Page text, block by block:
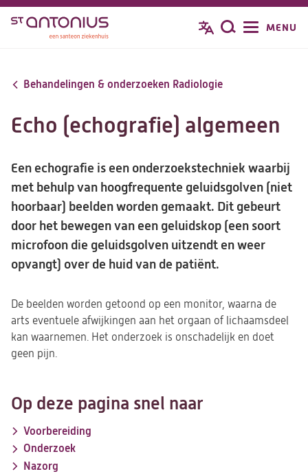
Overslaan
inhoud
Zoeken
MENU
Behandelingen & onderzoeken Radiologie
Echo (echografie) algemeen
Een echografie is een onderzoekstechniek waarbij
met behulp van hoogfrequente geluidsgolven (niet
hoorbaar) beelden worden gemaakt. Dit gebeurt
door het bewegen van een geluidskop (een soort
microfoon die geluidsgolven uitzendt en weer
opvangt) over de huid van de patiënt.
De beelden worden getoond op een monitor, waarna de
arts eventuele afwijkingen aan het orgaan of lichaamsdeel
kan waarnemen. Het onderzoek is onschadelijk en doet
geen pijn.
Op deze pagina snel naar
Voorbereiding
Onderzoek
Nazorg